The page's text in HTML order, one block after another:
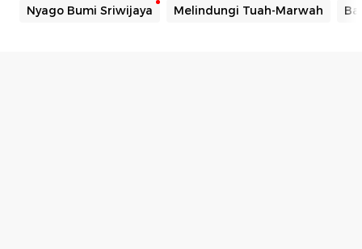
Nyago Bumi Sriwijaya Melindungi Tuah-Marwah